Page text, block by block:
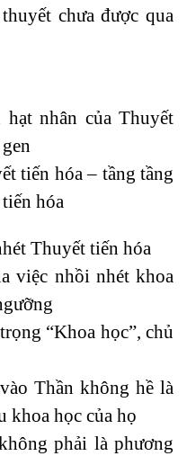
chưa được qua
nhân của Thuyết
tiến hóa – tầng tầng
hóa
Thuyết tiến hóa
việc nhồi nhét khoa
“Khoa học”, chủ
Thần không hề là
khoa học của họ
phải là phương